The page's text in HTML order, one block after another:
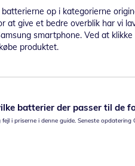
op i kategorierne
at give et bedre overblik har vi
smartphone. Ved at
produktet.
batterier der passer til de
i priserne i denne guide. Seneste opdatering